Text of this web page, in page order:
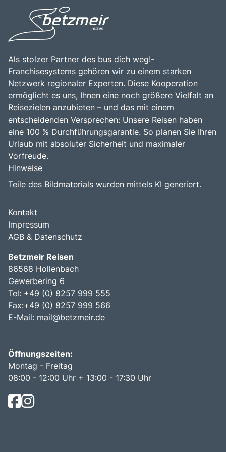
Als stolzer Partner des bus dich weg!-
Franchisesystems gehören wir zu einem starken
Netzwerk regionaler Experten. Diese Kooperation
ermöglicht es uns, Ihnen eine noch größere Vielfalt an
Reisezielen anzubieten – und das mit einem
entscheidenden Versprechen: Unsere Reisen haben
eine 100 % Durchführungsgarantie. So planen Sie Ihren
Urlaub mit absoluter Sicherheit und maximaler
Vorfreude.
Hinweise
Teile des Bildmaterials wurden mittels KI generiert.
Kontakt
Impressum
AGB & Datenschutz
Betzmeir Reisen
86568 Hollenbach
Gewerbering 6
Tel: +49 (0) 8257 999 555
Fax:+49 (0) 8257 999 566
E-Mail: mail@betzmeir.de
Öffnungszeiten:
Montag - Freitag
08:00 - 12:00 Uhr + 13:00 - 17:30 Uhr